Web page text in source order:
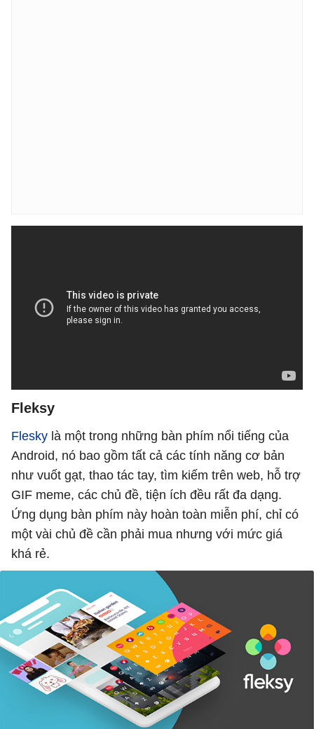
Fleksy
Flesky là một trong những bàn phím nổi tiếng của
Android, nó bao gồm tất cả các tính năng cơ bản
như vuốt gạt, thao tác tay, tìm kiếm trên web, hỗ trợ
GIF meme, các chủ đề, tiện ích đều rất đa dạng.
Ứng dụng bàn phím này hoàn toàn miễn phí, chỉ có
một vài chủ đề cần phải mua nhưng với mức giá
khá rẻ.